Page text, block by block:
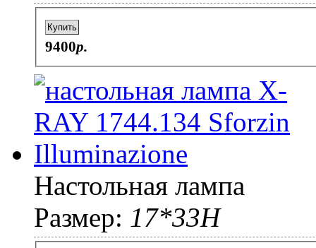
Купить
9400p.
Настольная лампа
Размер: 17*33Н